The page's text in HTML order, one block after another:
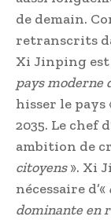
de demain.
retranscrits
Xi Jinping est
pays moderne
hisser le pays
2035. Le chef
ambition de
citoyens». Xi
nécessaire d’«
dominante en